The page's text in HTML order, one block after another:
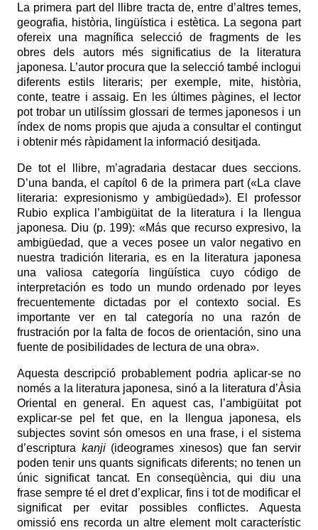
La primera part del llibre tracta de, entre d’altres temes,
geografia, història, lingüística i estètica. La segona part
ofereix una magnífica selecció de fragments de les
obres dels autors més significatius de la literatura
japonesa. L’autor procura que la selecció també inclogui
diferents estils literaris; per exemple, mite, història,
conte, teatre i assaig. En les últimes pàgines, el lector
pot trobar un utilíssim glossari de termes japonesos i un
índex de noms propis que ajuda a consultar el contingut
i obtenir més ràpidament la informació desitjada.
De tot el llibre, m’agradaria destacar dues seccions.
D’una banda, el capítol 6 de la primera part («La clave
literaria: expresionismo y ambigüedad»). El professor
Rubio explica l’ambigüitat de la literatura i la llengua
japonesa. Diu (p. 199): «Más que recurso expresivo, la
ambigüedad, que a veces posee un valor negativo en
nuestra tradición literaria, es en la literatura japonesa
una valiosa categoría lingüística cuyo código de
interpretación es todo un mundo ordenado por leyes
frecuentemente dictadas por el contexto social. Es
importante ver en tal categoría no una razón de
frustración por la falta de focos de orientación, sino una
fuente de posibilidades de lectura de una obra».
Aquesta descripció probablement podria aplicar-se no
només a la literatura japonesa, sinó a la literatura d’Àsia
Oriental en general. En aquest cas, l’ambigüitat pot
explicar-se pel fet que, en la llengua japonesa, els
subjectes sovint són omesos en una frase, i el sistema
d’escriptura kanji(ideogrames xinesos) que fan servir
poden tenir uns quants significats diferents; no tenen un
únic significat tancat. En conseqüència, qui diu una
frase sempre té el dret d’explicar, fins i tot de modificar el
significat per evitar possibles conflictes. Aquesta
omissió ens recorda un altre element molt característic